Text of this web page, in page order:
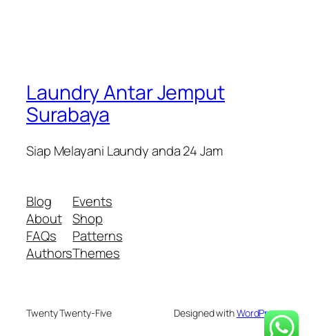
Laundry Antar Jemput
Surabaya
Siap Melayani Laundy anda 24 Jam
Blog
About
FAQs
Authors
Events
Shop
Patterns
Themes
Twenty Twenty-Five Designed withWordPress